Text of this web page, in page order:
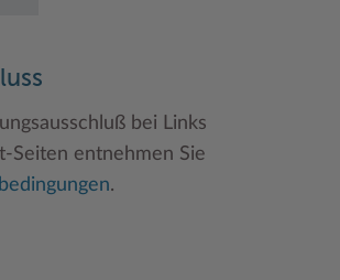
bei Links
Seiten entnehmen Sie
.